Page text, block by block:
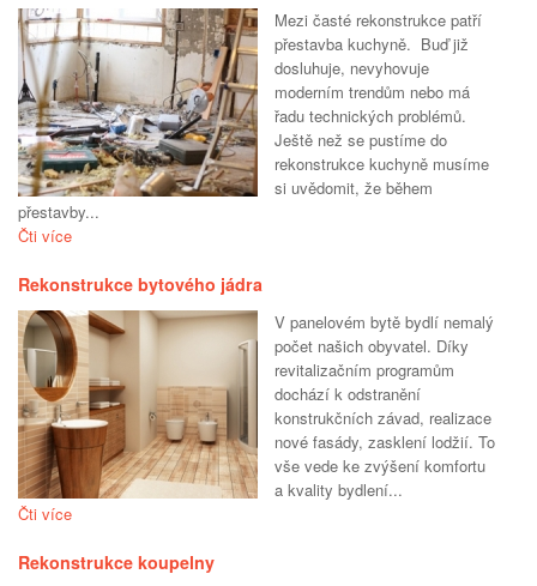
Mezi časté rekonstrukce patří
přestavba kuchyně. Buď již
dosluhuje, nevyhovuje
moderním trendům nebo má
řadu technických problémů.
Ještě než se pustíme do
rekonstrukce kuchyně musíme
si uvědomit, že během
přestavby...
Čti více
Rekonstrukce bytového jádra
V panelovém bytě bydlí nemalý
počet našich obyvatel. Díky
revitalizačním programům
dochází k odstranění
konstrukčních závad, realizace
nové fasády, zasklení lodžií. To
vše vede ke zvýšení komfortu
a kvality bydlení...
Čti více
Rekonstrukce koupelny